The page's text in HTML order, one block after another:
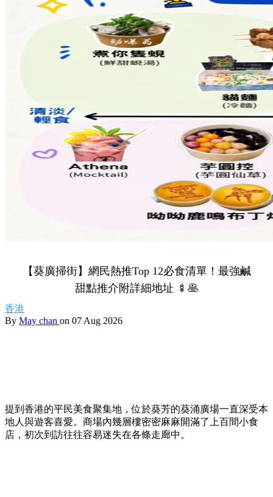
【葵廣掃街】網民熱推Top 12必食清單！最強鹹
甜點推介附詳細地址 🍢🥞
香港
By May chan on 07 Aug 2026
提到香港的平民美食聚集地，位於葵芳的葵涌廣場一直深受本
地人與遊客喜愛。商場內幾層樓密密麻麻開滿了上百間小食
店，初次到訪往往容易迷失在各條走廊中。